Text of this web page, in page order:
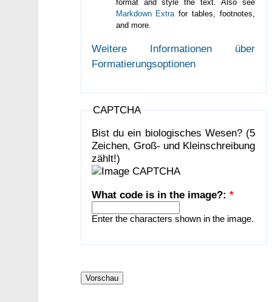
format and style the text. Also see
Markdown Extra for tables, footnotes,
and more.
Weitere Informationen über
Formatierungsoptionen
CAPTCHA
Bist du ein biologisches Wesen? (5
Zeichen, Groß- und Kleinschreibung
zählt!)
What code is in the image?:*
Enter the characters shown in the image.